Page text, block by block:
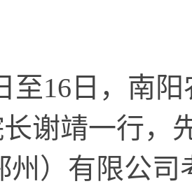
至16日，南
谢靖一行，
州）有限公